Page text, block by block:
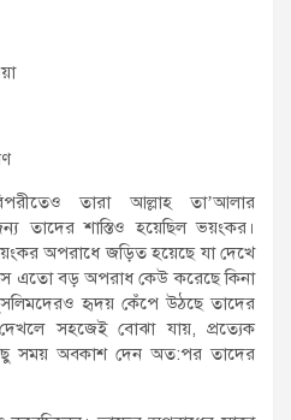
তারা আল্লাহ তা’আলার
তাদের শাস্তিও হয়েছিল ভয়ংকর।
অপরাধে জড়িত হয়েছে যা দেখে
এতো বড় অপরাধ কেউ করেছে কিনা
হৃদয় কেঁপে উঠছে তাদের
সহজেই বোঝা যায়, প্রত্যেক
সময় অবকাশ দেন অত:পর তাদের